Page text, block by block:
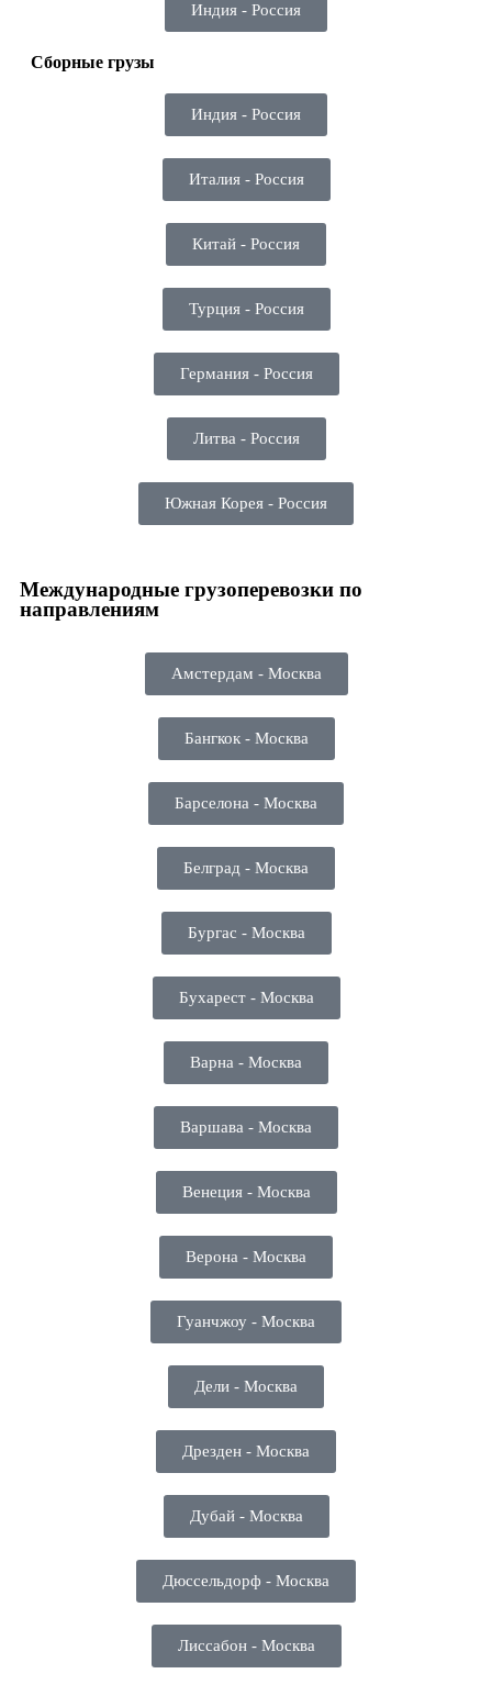
Индия - Россия
Сборные грузы
Индия - Россия
Италия - Россия
Китай - Россия
Турция - Россия
Германия - Россия
Литва - Россия
Южная Корея - Россия
Международные грузоперевозки по
направлениям
Амстердам - Москва
Бангкок - Москва
Барселона - Москва
Белград - Москва
Бургас - Москва
Бухарест - Москва
Варна - Москва
Варшава - Москва
Венеция - Москва
Верона - Москва
Гуанчжоу - Москва
Дели - Москва
Дрезден - Москва
Дубай - Москва
Дюссельдорф - Москва
Лиссабон - Москва